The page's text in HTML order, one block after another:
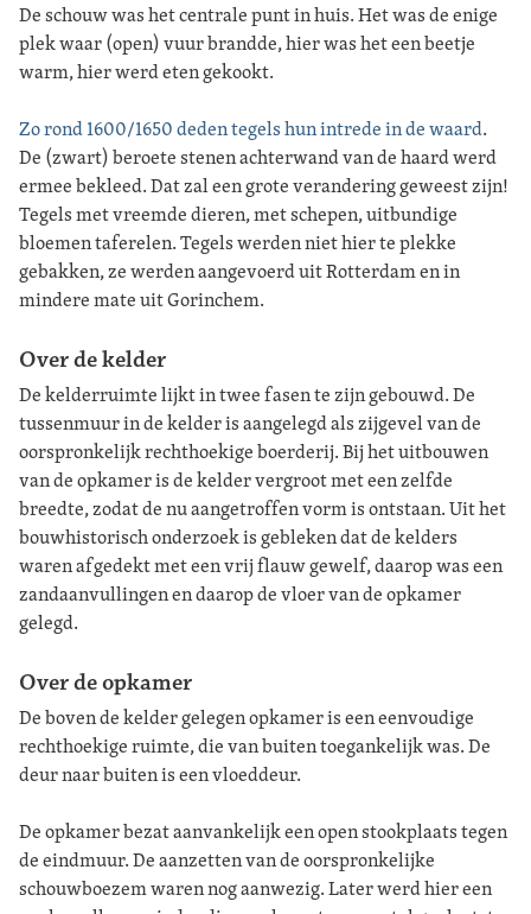
De schouw was het centrale punt in huis. Het was de enige
plek waar (open) vuur brandde, hier was het een beetje
warm, hier werd eten gekookt.
Zo rond 1600/1650 deden tegels hun intrede in de waard.
De (zwart) beroete stenen achterwand van de haard werd
ermee bekleed. Dat zal een grote verandering geweest zijn!
Tegels met vreemde dieren, met schepen, uitbundige
bloemen taferelen. Tegels werden niet hier te plekke
gebakken, ze werden aangevoerd uit Rotterdam en in
mindere mate uit Gorinchem.
Over de kelder
De kelderruimte lijkt in twee fasen te zijn gebouwd. De
tussenmuur in de kelder is aangelegd als zijgevel van de
oorspronkelijk rechthoekige boerderij. Bij het uitbouwen
van de opkamer is de kelder vergroot met een zelfde
breedte, zodat de nu aangetroffen vorm is ontstaan. Uit het
bouwhistorisch onderzoek is gebleken dat de kelders
waren afgedekt met een vrij flauw gewelf, daarop was een
zandaanvullingen en daarop de vloer van de opkamer
gelegd.
Over de opkamer
De boven de kelder gelegen opkamer is een eenvoudige
rechthoekige ruimte, die van buiten toegankelijk was. De
deur naar buiten is een vloeddeur.
De opkamer bezat aanvankelijk een open stookplaats tegen
de eindmuur. De aanzetten van de oorspronkelijke
schouwboezem waren nog aanwezig. Later werd hier een